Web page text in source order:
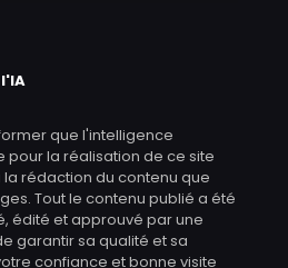
que l'intelligence
pour la réalisation de ce site
rédaction du contenu que
Tout le contenu publié a été
édité et approuvé par une
garantir sa qualité et sa
confiance et bonne visite